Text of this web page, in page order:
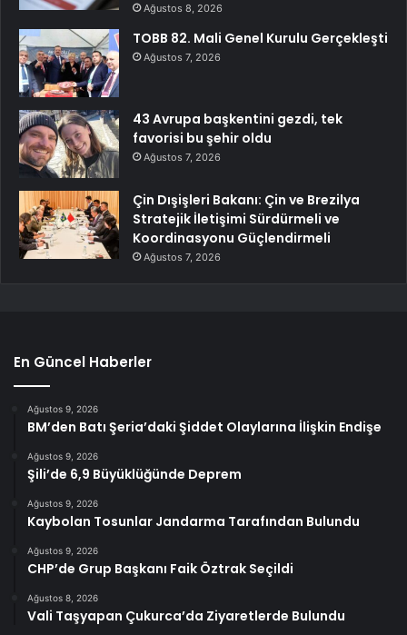
Ağustos 8, 2026
TOBB 82. Mali Genel Kurulu Gerçekleşti
Ağustos 7, 2026
43 Avrupa başkentini gezdi, tek
favorisi bu şehir oldu
Ağustos 7, 2026
Çin Dışişleri Bakanı: Çin ve Brezilya
Stratejik İletişimi Sürdürmeli ve
Koordinasyonu Güçlendirmeli
Ağustos 7, 2026
En Güncel Haberler
Ağustos 9, 2026
BM’den Batı Şeria’daki Şiddet Olaylarına İlişkin Endişe
Ağustos 9, 2026
Şili’de 6,9 Büyüklüğünde Deprem
Ağustos 9, 2026
Kaybolan Tosunlar Jandarma Tarafından Bulundu
Ağustos 9, 2026
CHP’de Grup Başkanı Faik Öztrak Seçildi
Ağustos 8, 2026
Vali Taşyapan Çukurca’da Ziyaretlerde Bulundu